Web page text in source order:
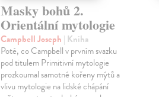
Masky bohů 2.
Orientální mytologie
Campbell Joseph | Kniha
Poté, co Campbell v prvním svazku
pod titulem Primitivní mytologie
prozkoumal samotné kořeny mýtů a
vlivu mytologie na lidské chápání